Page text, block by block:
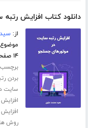
دانلود کتاب افزایش
از:
۱۴ صفحه
بردن
سایت
روش